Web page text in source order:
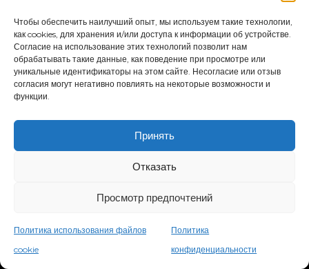
Чтобы обеспечить наилучший опыт, мы используем такие технологии,
как cookies, для хранения и/или доступа к информации об устройстве.
Согласие на использование этих технологий позволит нам
обрабатывать такие данные, как поведение при просмотре или
уникальные идентификаторы на этом сайте. Несогласие или отзыв
согласия могут негативно повлиять на некоторые возможности и
функции.
Принять
Отказать
Просмотр предпочтений
Политика использования файлов
cookie
Политика
конфиденциальности
ОБСЛУЖИВАНИЕ, ЗАПЧАСТИ И ПОДДЕРЖКА
800.883.8783
ШТАБ-КВАРТИРА
800.426.6570